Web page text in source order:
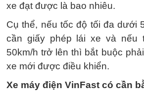
xe đạt được là bao nhiêu.
Cụ thể, nếu tốc độ tối đa dưới
cần giấy phép lái xe và nếu
50km/h trở lên thì bắt buộc
xe mới được điều khiển.
Xe máy điện VinFast có cần